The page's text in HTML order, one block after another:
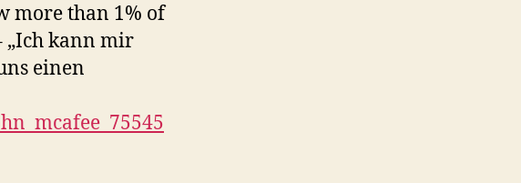
more than 1% of
„Ich kann mir
einen